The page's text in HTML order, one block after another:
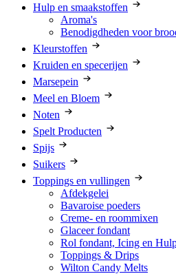
Hulp en smaakstoffen
Aroma's
Benodigdheden voor
Kleurstoffen
Kruiden en specerijen
Marsepein
Meel en Bloem
Noten
Spelt Producten
Spijs
Suikers
Toppings en vullingen
Afdekgelei
Bavaroise poeders
Creme- en roommixen
Glaceer fondant
Rol fondant, Icing en
Toppings & Drips
Wilton Candy Melts